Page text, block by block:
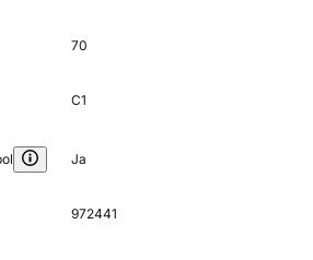
70
C1
Ja
972441